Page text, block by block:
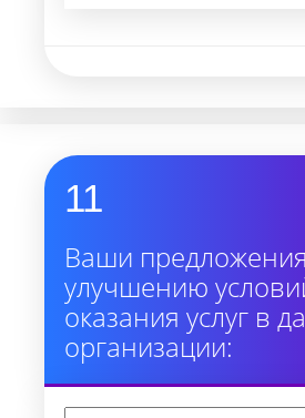
11
Ваши
улучшению
оказания услуг в
организации: